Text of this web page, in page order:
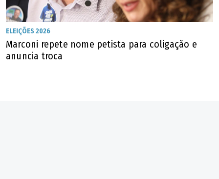
Ipiranga de Goiás
Iporá
Israelândia
Artista plástico Wagner Luiz de Morais Pereira, de 73 anos
(Reprodução/Instagram Wagner Luiz De Morais Pereira)
ELEIÇÕES 2026
Marconi repete nome petista para coligação e
anuncia troca